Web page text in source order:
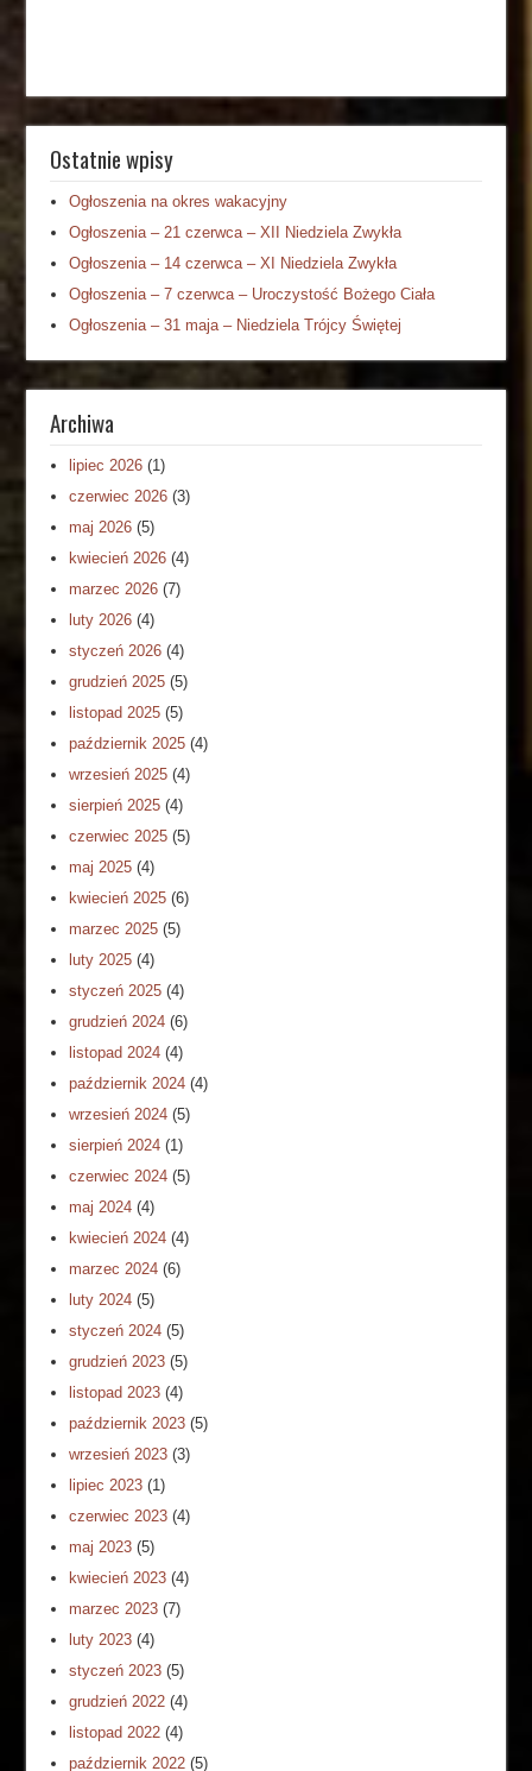
Ostatnie wpisy
Ogłoszenia na okres wakacyjny
Ogłoszenia – 21 czerwca – XII Niedziela Zwykła
Ogłoszenia – 14 czerwca – XI Niedziela Zwykła
Ogłoszenia – 7 czerwca – Uroczystość Bożego Ciała
Ogłoszenia – 31 maja – Niedziela Trójcy Świętej
Archiwa
lipiec 2026 (1)
czerwiec 2026 (3)
maj 2026 (5)
kwiecień 2026 (4)
marzec 2026 (7)
luty 2026 (4)
styczeń 2026 (4)
grudzień 2025 (5)
listopad 2025 (5)
październik 2025 (4)
wrzesień 2025 (4)
sierpień 2025 (4)
czerwiec 2025 (5)
maj 2025 (4)
kwiecień 2025 (6)
marzec 2025 (5)
luty 2025 (4)
styczeń 2025 (4)
grudzień 2024 (6)
listopad 2024 (4)
październik 2024 (4)
wrzesień 2024 (5)
sierpień 2024 (1)
czerwiec 2024 (5)
maj 2024 (4)
kwiecień 2024 (4)
marzec 2024 (6)
luty 2024 (5)
styczeń 2024 (5)
grudzień 2023 (5)
listopad 2023 (4)
październik 2023 (5)
wrzesień 2023 (3)
lipiec 2023 (1)
czerwiec 2023 (4)
maj 2023 (5)
kwiecień 2023 (4)
marzec 2023 (7)
luty 2023 (4)
styczeń 2023 (5)
grudzień 2022 (4)
listopad 2022 (4)
październik 2022 (5)